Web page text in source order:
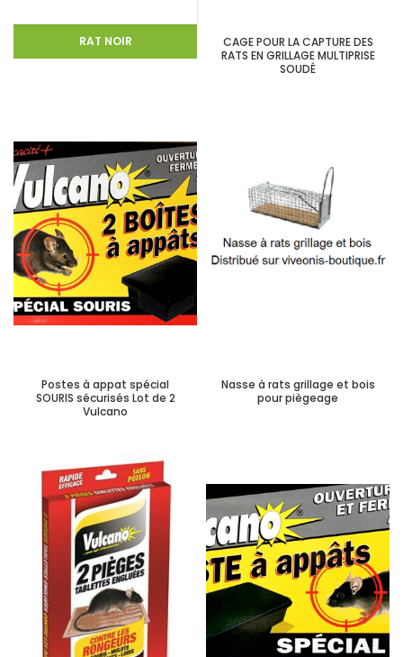
RAT NOIR
CAGE POUR LA CAPTURE DES
RATS EN GRILLAGE MULTIPRISE
SOUDÉ
Postes à appat spécial
SOURIS sécurisés Lot de 2
Vulcano
Nasse à rats grillage et bois
pour piègeage